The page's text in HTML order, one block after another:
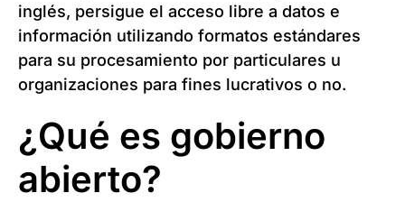
inglés, persigue el acceso libre a datos e
información utilizando formatos estándares
para su procesamiento por particulares u
organizaciones para fines lucrativos o no.
¿Qué es gobierno
abierto?